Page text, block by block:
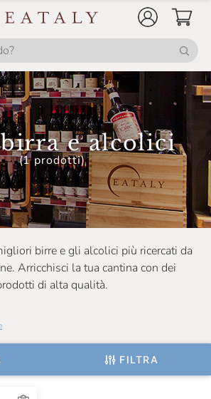
e alcolici
(1 prodotti)
birre e gli alcolici più ricercati da
Arricchisci la tua cantina con dei
di alta qualità.
FILTRA